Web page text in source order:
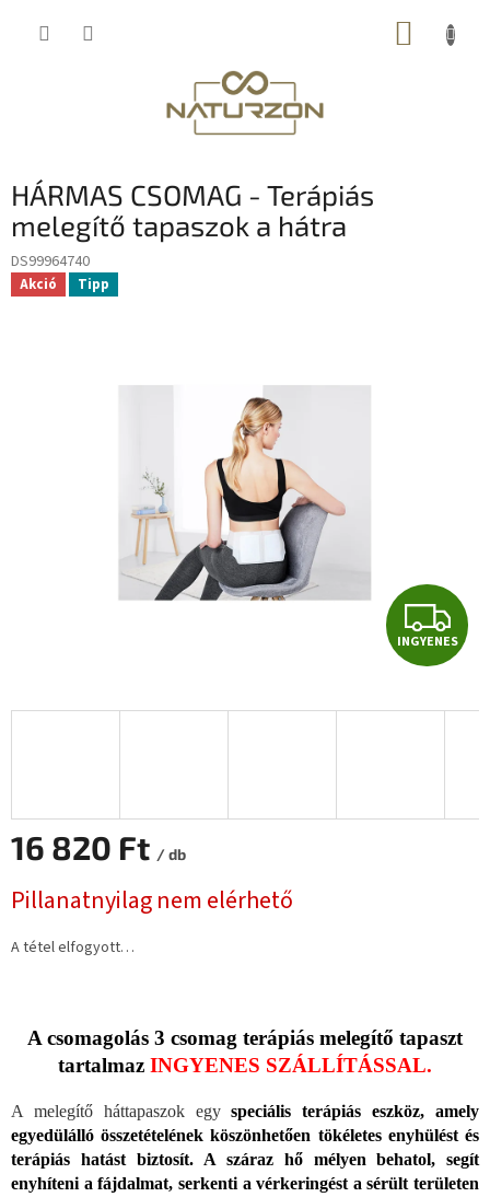
KOSÁR
HÁRMAS CSOMAG - Terápiás
melegítő tapaszok a hátra
DS99964740
Akció Tipp
I
N
G
INGYENES
16 820 Ft / db
Pillanatnyilag nem elérhető
A tétel elfogyott…
A csomagolás 3 csomag terápiás melegítő tapaszt
tartalmaz INGYENES SZÁLLÍTÁSSAL.
A melegítő háttapaszok egyspeciális terápiás eszköz, amely
egyedülálló összetételének köszönhetően tökéletes enyhülést és
terápiás hatást biztosít.
A száraz hő mélyen behatol, segít
enyhíteni a fájdalmat, serkenti a vérkeringést a sérült területen